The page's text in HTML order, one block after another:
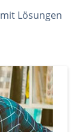
Lösungen